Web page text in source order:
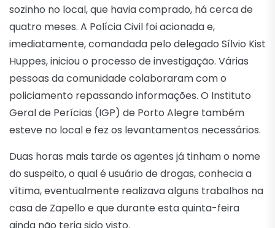
sozinho no local, que havia comprado, há cerca de
quatro meses. A Polícia Civil foi acionada e,
imediatamente, comandada pelo delegado Sílvio Kist
Huppes, iniciou o processo de investigação. Várias
pessoas da comunidade colaboraram com o
policiamento repassando informações. O Instituto
Geral de Perícias (IGP) de Porto Alegre também
esteve no local e fez os levantamentos necessários.
Duas horas mais tarde os agentes já tinham o nome
do suspeito, o qual é usuário de drogas, conhecia a
vítima, eventualmente realizava alguns trabalhos na
casa de Zapello e que durante esta quinta-feira
ainda não teria sido visto.